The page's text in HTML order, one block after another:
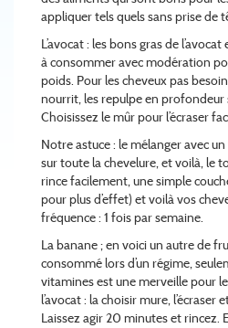
appliquer tels quels sans prise de
L’avocat : les bons gras de
à consommer avec modération
poids. Pour les cheveux pas
nourrit, les repulpe en profondeur
Choisissez le mûr pour l’écraser
Notre astuce : le mélanger avec
sur toute la chevelure, et voilà, le
rince facilement, une simple
pour plus d’effet) et voilà vos
fréquence : 1 fois par semaine.
La banane ; en voici un autre de
consommé lors d’un régime,
vitamines est une merveille pour
l’avocat : la choisir mure, l’écraser
Laissez agir 20 minutes et